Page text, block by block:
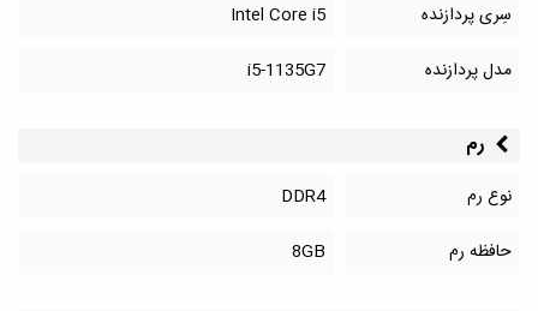
سِری پردازنده
Intel Core i5
مدل پردازنده
i5-1135G7
رم
نوع رم
DDR4
حافظه رم
8GB